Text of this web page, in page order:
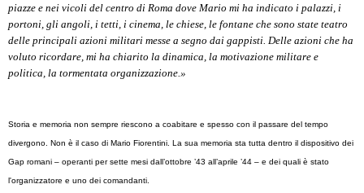
piazze e nei vicoli del centro di Roma dove Mario mi ha indicato i palazzi, i
portoni, gli angoli, i tetti, i cinema, le chiese, le fontane che sono state teatro
delle principali azioni militari messe a segno dai gappisti. Delle azioni che ha
voluto ricordare, mi ha chiarito la dinamica, la motivazione militare e
politica, la tormentata organizzazione.»
Storia e memoria non sempre riescono a coabitare e spesso con il passare del tempo
divergono. Non è il caso di Mario Fiorentini. La sua memoria sta tutta dentro il dispositivo dei
Gap romani – operanti per sette mesi dall’ottobre ’43 all’aprile ’44 – e dei quali è stato
l'organizzatore e uno dei comandanti.